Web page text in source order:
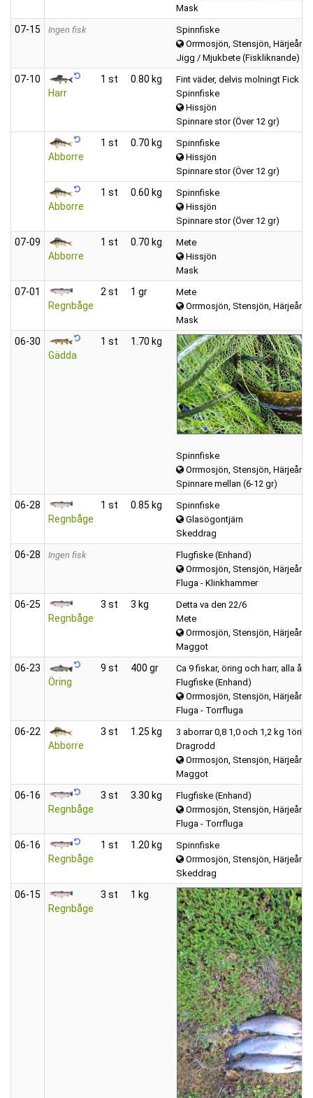
Mask
07‑15 Ingen fisk
Spinnfiske
Orrmosjön, Stensjön, Härjeån,
Jigg / Mjukbete (Fiskliknande)
07‑10
Harr
1 st 0.80 kg
Fint väder, delvis molningt Fick 1
Spinnfiske
Hissjön
Spinnare stor (Över 12 gr)
Abborre
1 st 0.70 kg
Spinnfiske
Hissjön
Spinnare stor (Över 12 gr)
Abborre
1 st 0.60 kg
Spinnfiske
Hissjön
Spinnare stor (Över 12 gr)
07‑09
Abborre
1 st 0.70 kg
Mete
Hissjön
Mask
07‑01
Regnbåge
2 st 1 gr
Mete
Orrmosjön, Stensjön, Härjeån,
Mask
06‑30
Gädda
1 st 1.70 kg
Spinnfiske
Orrmosjön, Stensjön, Härjeån,
Spinnare mellan (6-12 gr)
06‑28
Regnbåge
1 st 0.85 kg
Spinnfiske
Glasögontjärn
Skeddrag
06‑28 Ingen fisk
Flugfiske (Enhand)
Orrmosjön, Stensjön, Härjeån,
Fluga - Klinkhammer
06‑25
Regnbåge
3 st 3 kg
Detta va den 22/6
Mete
Orrmosjön, Stensjön, Härjeån,
Maggot
06‑23
Öring
9 st 400 gr
Ca 9 fiskar, öring och harr, alla
Flugfiske (Enhand)
Orrmosjön, Stensjön, Härjeån,
Fluga - Torrfluga
06‑22
Abborre
3 st 1.25 kg
3 aborrar 0,8 1,0 och 1,2 kg
Dragrodd
Orrmosjön, Stensjön, Härjeån,
Maggot
06‑16
Regnbåge
3 st 3.30 kg
Flugfiske (Enhand)
Orrmosjön, Stensjön, Härjeån,
Fluga - Torrfluga
06‑16
Regnbåge
1 st 1.20 kg
Spinnfiske
Orrmosjön, Stensjön, Härjeån,
Skeddrag
06‑15
Regnbåge
3 st 1 kg